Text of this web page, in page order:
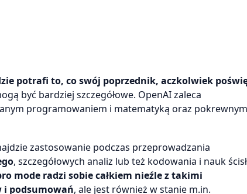
potrafi to, co swój poprzednik, aczkolwiek
być bardziej szczegółowe. OpenAI zaleca
programowaniem i matematyką oraz
zastosowanie podczas przeprowadzania
, szczegółowych analiz lub też kodowania i nauk
mode radzi sobie całkiem nieźle z takimi
i podsumowań, ale jest również w stanie m.in.